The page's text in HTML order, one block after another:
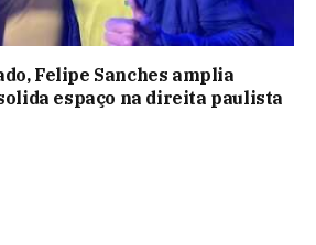
Felipe Sanches amplia
espaço na direita paulista